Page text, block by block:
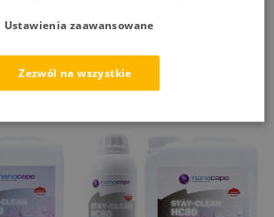
159,00zł – 499,00
Zezwól na wszystkie
Ustawienia zaawansowane